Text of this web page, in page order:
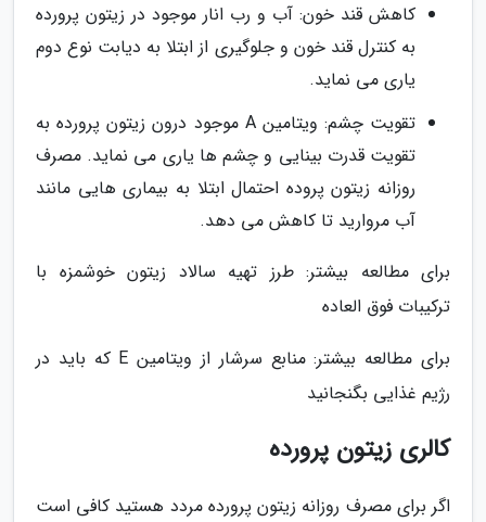
کاهش قند خون: آب و رب انار موجود در زیتون پرورده
به کنترل قند خون و جلوگیری از ابتلا به دیابت نوع دوم
یاری می نماید.
تقویت چشم: ویتامین A موجود درون زیتون پرورده به
تقویت قدرت بینایی و چشم ها یاری می نماید. مصرف
روزانه زیتون پروده احتمال ابتلا به بیماری هایی مانند
آب مروارید تا کاهش می دهد.
برای مطالعه بیشتر: طرز تهیه سالاد زیتون خوشمزه با
ترکیبات فوق العاده
برای مطالعه بیشتر: منابع سرشار از ویتامین E که باید در
رژیم غذایی بگنجانید
کالری زیتون پرورده
اگر برای مصرف روزانه زیتون پرورده مردد هستید کافی است